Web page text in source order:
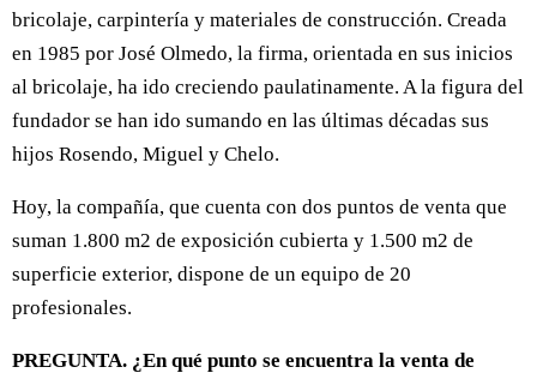
bricolaje, carpintería y materiales de construcción. Creada
en 1985 por José Olmedo, la firma, orientada en sus inicios
al bricolaje, ha ido creciendo paulatinamente. A la figura del
fundador se han ido sumando en las últimas décadas sus
hijos Rosendo, Miguel y Chelo.
Hoy, la compañía, que cuenta con dos puntos de venta que
suman 1.800 m2 de exposición cubierta y 1.500 m2 de
superficie exterior, dispone de un equipo de 20
profesionales.
PREGUNTA. ¿En qué punto se encuentra la venta de